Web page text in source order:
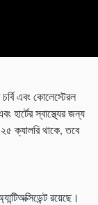
এবং কোলেস্টেরল
হার্টের স্বাস্থ্যের জন্য
ক্যালরি থাকে, তবে
রয়েছে।